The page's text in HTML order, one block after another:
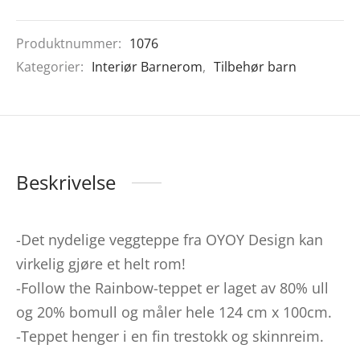
Produktnummer: 1076
Kategorier: Interiør Barnerom, Tilbehør barn
Beskrivelse
-Det nydelige veggteppe fra OYOY Design kan
virkelig gjøre et helt rom!
-Follow the Rainbow-teppet er laget av 80% ull
og 20% ​​bomull og måler hele 124 cm x 100cm.
-Teppet henger i en fin trestokk og skinnreim.